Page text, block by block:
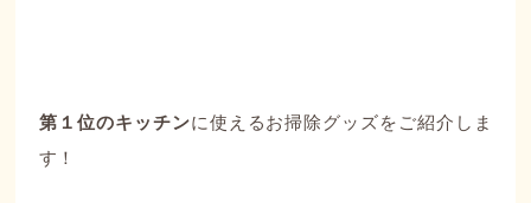
第１位のキッチンに使えるお掃除グッズをご紹介しま
す！